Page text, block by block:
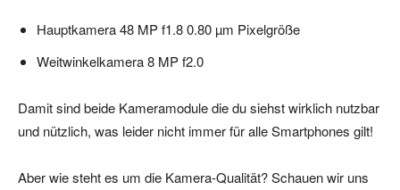
Hauptkamera 48 MP f1.8 0.80 µm Pixelgröße
Weitwinkelkamera 8 MP f2.0
Damit sind beide Kameramodule die du siehst wirklich nutzbar
und nützlich, was leider nicht immer für alle Smartphones gilt!
Aber wie steht es um die Kamera-Qualität? Schauen wir uns